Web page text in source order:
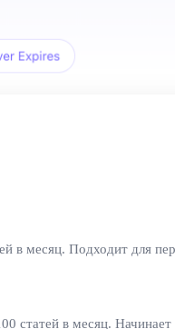
в месяц. Подходит для
статей в месяц.